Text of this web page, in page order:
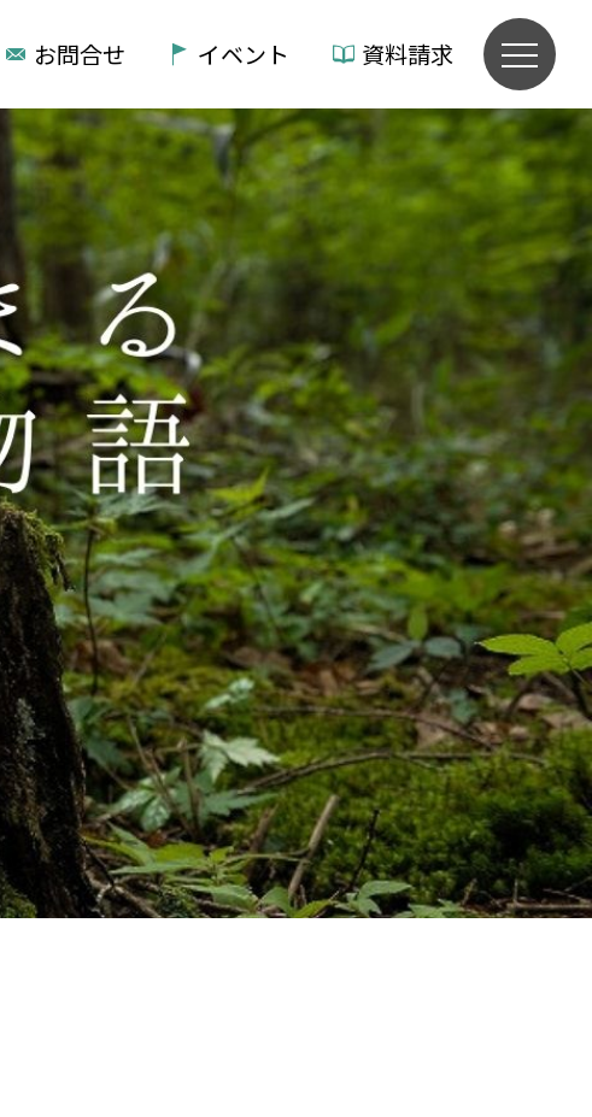
お問合せ イベント 資料請求